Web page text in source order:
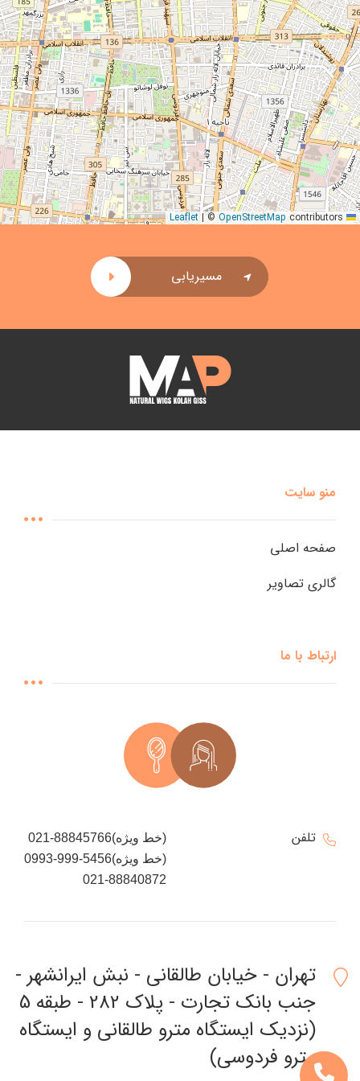
منو سایت
صفحه اصلی
گالری تصاویر
ارتباط با ما
تلفن
021-88845766(خط ویژه)
0993-999-5456(خط ویژه)
021-88840872
| © OpenStreetMapcontributors
تهران - خیابان طالقانی - نبش ایرانشهر -
جنب بانک تجارت - پلاک 282 - طبقه 5
(نزدیک ایستگاه مترو طالقانی و ایستگاه
مترو فردوسی)
مسیریابی